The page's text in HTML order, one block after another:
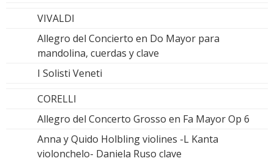
VIVALDI
Allegro del Concierto en Do Mayor para
mandolina, cuerdas y clave
I Solisti Veneti
CORELLI
Allegro del Concerto Grosso en Fa Mayor Op 6
Anna y Quido Holbling violines -L Kanta
violonchelo- Daniela Ruso clave